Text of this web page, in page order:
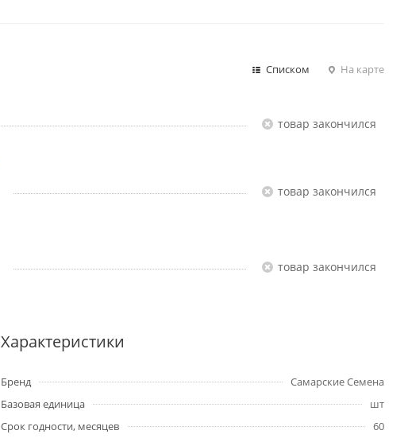
Списком На карте
Товар закончился
Товар закончился
Товар закончился
Характеристики
Бренд
Самарские Семена
Базовая единица
шт
Срок годности, месяцев
60